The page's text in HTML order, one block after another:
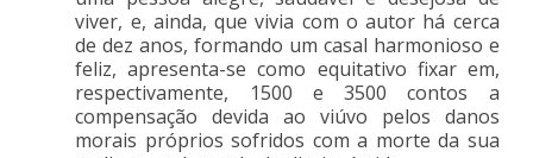
viver, e, ainda, que vivia com o autor há cerca
de dez anos, formando um casal harmonioso e
feliz, apresenta-se como equitativo fixar em,
respectivamente, 1500 e 3500 contos a
compensação devida ao viúvo pelos danos
morais próprios sofridos com a morte da sua